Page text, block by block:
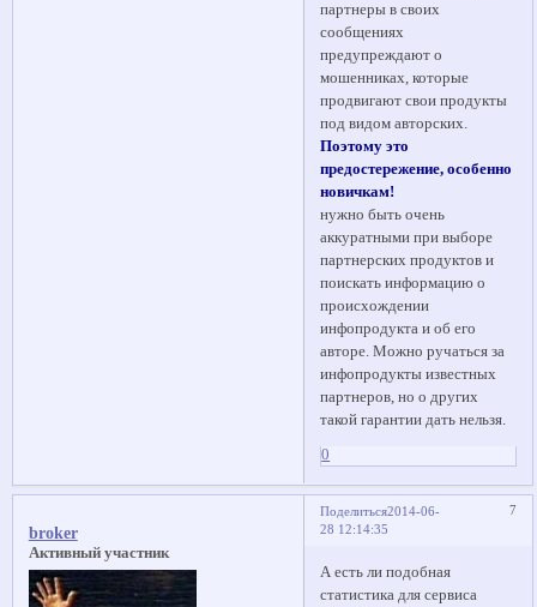
партнеры в своих
сообщениях
предупреждают о
мошенниках, которые
продвигают свои продукты
под видом авторских.
Поэтому это
предостережение, особенно
новичкам!
нужно быть очень
аккуратными при выборе
партнерских продуктов и
поискать информацию о
происхождении
инфопродукта и об его
авторе. Можно ручаться за
инфопродукты известных
партнеров, но о других
такой гарантии дать нельзя.
0
Поделиться 7
2014-06-
28 12:14:35
broker
Активный участник
А есть ли подобная
статистика для сервиса